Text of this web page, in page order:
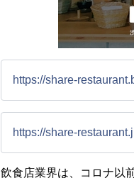
https://share-
https://share-
飲食店業界は、コロナ以